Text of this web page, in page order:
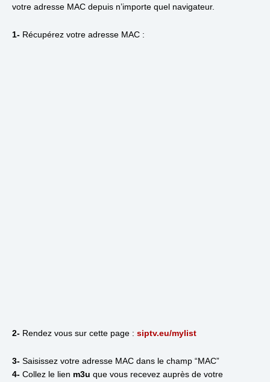
votre adresse MAC depuis n’importe quel navigateur.
1- Récupérez votre adresse MAC :
2- Rendez vous sur cette page : siptv.eu/mylist
3- Saisissez votre adresse MAC dans le champ “MAC”
4- Collez le lien m3u que vous recevez auprès de votre